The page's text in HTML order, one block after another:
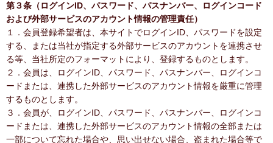
第３条（ログインID、パスワード、パスナンバー、ログインコード
および外部サービスのアカウント情報の管理責任）
１．会員登録希望者は、本サイトでログインID、パスワードを設定
する、または当社が指定する外部サービスのアカウントを連携させ
る等、当社所定のフォーマットにより、登録するものとします。
２．会員は、ログインID、パスワード、パスナンバー、ログインコ
ードまたは、連携した外部サービスのアカウント情報を厳重に管理
するものとします。
３．会員が、ログインID、パスワード、パスナンバー、ログインコ
ードまたは、連携した外部サービスのアカウント情報の全部または
一部について忘れた場合や、思い出せない場合、盗まれた場合等で